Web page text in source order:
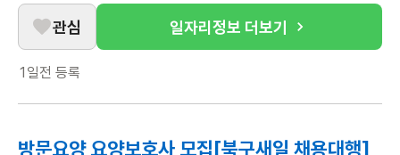
관심 일자리정보 더보기
1일전 등록
방문요양 요양보호사 모집[북구새일 채용대행]